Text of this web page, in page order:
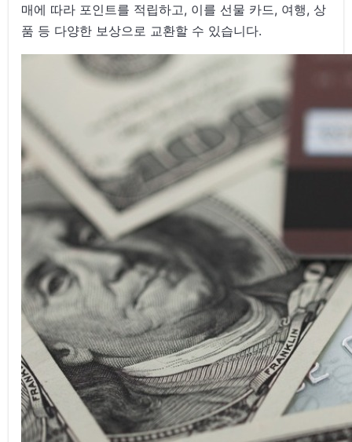
매에 따라 포인트를 적립하고, 이를 선물 카드, 여행, 상
품 등 다양한 보상으로 교환할 수 있습니다.